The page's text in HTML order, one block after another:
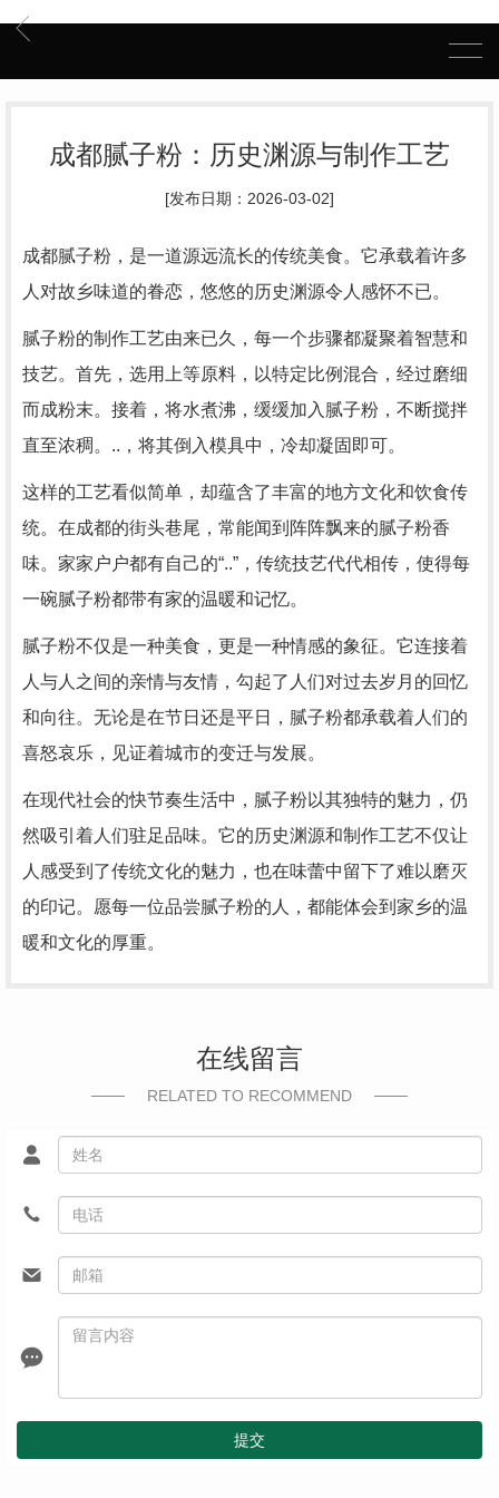
成都腻子粉：历史渊源与制作工艺
[发布日期：2026-03-02]
成都腻子粉，是一道源远流长的传统美食。它承载着许多
人对故乡味道的眷恋，悠悠的历史渊源令人感怀不已。
腻子粉的制作工艺由来已久，每一个步骤都凝聚着智慧和
技艺。首先，选用上等原料，以特定比例混合，经过磨细
而成粉末。接着，将水煮沸，缓缓加入腻子粉，不断搅拌
直至浓稠。..，将其倒入模具中，冷却凝固即可。
这样的工艺看似简单，却蕴含了丰富的地方文化和饮食传
统。在成都的街头巷尾，常能闻到阵阵飘来的腻子粉香
味。家家户户都有自己的“..”，传统技艺代代相传，使得每
一碗腻子粉都带有家的温暖和记忆。
腻子粉不仅是一种美食，更是一种情感的象征。它连接着
人与人之间的亲情与友情，勾起了人们对过去岁月的回忆
和向往。无论是在节日还是平日，腻子粉都承载着人们的
喜怒哀乐，见证着城市的变迁与发展。
在现代社会的快节奏生活中，腻子粉以其独特的魅力，仍
然吸引着人们驻足品味。它的历史渊源和制作工艺不仅让
人感受到了传统文化的魅力，也在味蕾中留下了难以磨灭
的印记。愿每一位品尝腻子粉的人，都能体会到家乡的温
暖和文化的厚重。
在线留言
RELATED TO RECOMMEND
提交